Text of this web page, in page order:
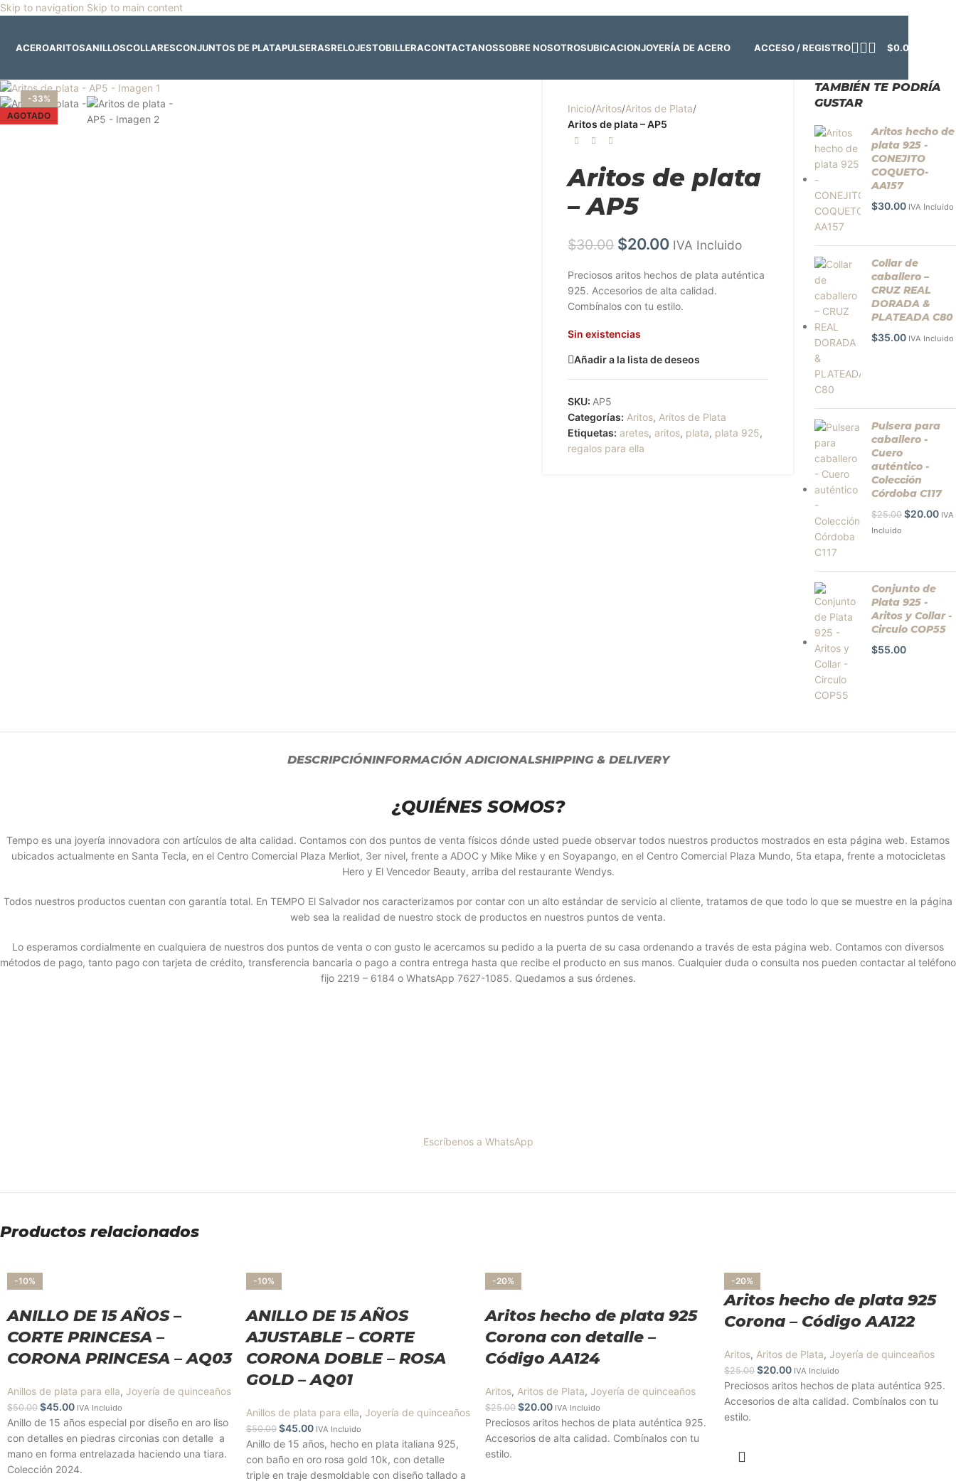
Skip to navigation Skip to main content
ACEROARITOSANILLOSCOLLARESCONJUNTOS DE PLATAPULSERASRELOJESTOBILLERACONTACTANOSSOBRE NOSOTROSUBICACIONJOYERÍA DE ACERO ACCESO / REGISTRO $0.00
-33%
AGOTADO
Inicio/Aritos/Aritos de Plata/
Aritos de plata – AP5
Aritos de plata
– AP5
$30.00 $20.00 IVA Incluido
Preciosos aritos hechos de plata auténtica
925. Accesorios de alta calidad.
Combínalos con tu estilo.
Sin existencias
Añadir a la lista de deseos
SKU: AP5
Categorías: Aritos, Aritos de Plata
Etiquetas: aretes, aritos, plata, plata 925,
regalos para ella
TAMBIÉN TE PODRÍA
GUSTAR
Aritos hecho de
plata 925 -
CONEJITO
COQUETO-
AA157
$30.00 IVA Incluido
Collar de
caballero –
CRUZ REAL
DORADA &
PLATEADA C80
$35.00 IVA Incluido
Pulsera para
caballero -
Cuero
auténtico -
Colección
Córdoba C117
$25.00 $20.00 IVA
Incluido
Conjunto de
Plata 925 -
Aritos y Collar -
Circulo COP55
$55.00
DESCRIPCIÓNINFORMACIÓN ADICIONALSHIPPING & DELIVERY
¿QUIÉNES SOMOS?
Tempo es una joyería innovadora con artículos de alta calidad. Contamos con dos puntos de venta físicos dónde usted puede observar todos nuestros productos mostrados en esta página web. Estamos
ubicados actualmente en Santa Tecla, en el Centro Comercial Plaza Merliot, 3er nivel, frente a ADOC y Mike Mike y en Soyapango, en el Centro Comercial Plaza Mundo, 5ta etapa, frente a motocicletas
Hero y El Vencedor Beauty, arriba del restaurante Wendys.
Todos nuestros productos cuentan con garantía total. En TEMPO El Salvador nos caracterizamos por contar con un alto estándar de servicio al cliente, tratamos de que todo lo que se muestre en la página
web sea la realidad de nuestro stock de productos en nuestros puntos de venta.
Lo esperamos cordialmente en cualquiera de nuestros dos puntos de venta o con gusto le acercamos su pedido a la puerta de su casa ordenando a través de esta página web. Contamos con diversos
métodos de pago, tanto pago con tarjeta de crédito, transferencia bancaria o pago a contra entrega hasta que recibe el producto en sus manos. Cualquier duda o consulta nos pueden contactar al teléfono
fijo 2219 – 6184 o WhatsApp 7627-1085. Quedamos a sus órdenes.
Escríbenos a WhatsApp
Productos relacionados
-10%
ANILLO DE 15 AÑOS –
CORTE PRINCESA –
CORONA PRINCESA – AQ03
Anillos de plata para ella, Joyería de quinceaños
$50.00 $45.00 IVA Incluido
Anillo de 15 años especial por diseño en aro liso
con detalles en piedras circonias con detalle a
mano en forma entrelazada haciendo una tiara.
Colección 2024.
-10%
ANILLO DE 15 AÑOS
AJUSTABLE – CORTE
CORONA DOBLE – ROSA
GOLD – AQ01
Anillos de plata para ella, Joyería de quinceaños
$50.00 $45.00 IVA Incluido
Anillo de 15 años, hecho en plata italiana 925,
con baño en oro rosa gold 10k, con detalle
triple en traje desmoldable con diseño tallado a
-20%
Aritos hecho de plata 925
Corona con detalle –
Código AA124
Aritos, Aritos de Plata, Joyería de quinceaños
$25.00 $20.00 IVA Incluido
Preciosos aritos hechos de plata auténtica 925.
Accesorios de alta calidad. Combínalos con tu
estilo.
-20%
Aritos hecho de plata 925
Corona – Código AA122
Aritos, Aritos de Plata, Joyería de quinceaños
$25.00 $20.00 IVA Incluido
Preciosos aritos hechos de plata auténtica 925.
Accesorios de alta calidad. Combínalos con tu
estilo.